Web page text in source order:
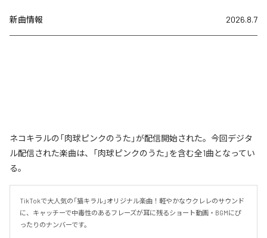
新曲情報 2026.8.7
ネコキラルの「肉球ピンクのうた」が配信開始された。今回デジタ
ル配信された楽曲は、「肉球ピンクのうた」を含む全1曲となってい
る。
TikTokで大人気の「猫キラル」オリジナル楽曲！軽やかなウクレレのサウンド
に、キャッチーで中毒性のあるフレーズが耳に残るショート動画・BGMにぴ
ったりのナンバーです。